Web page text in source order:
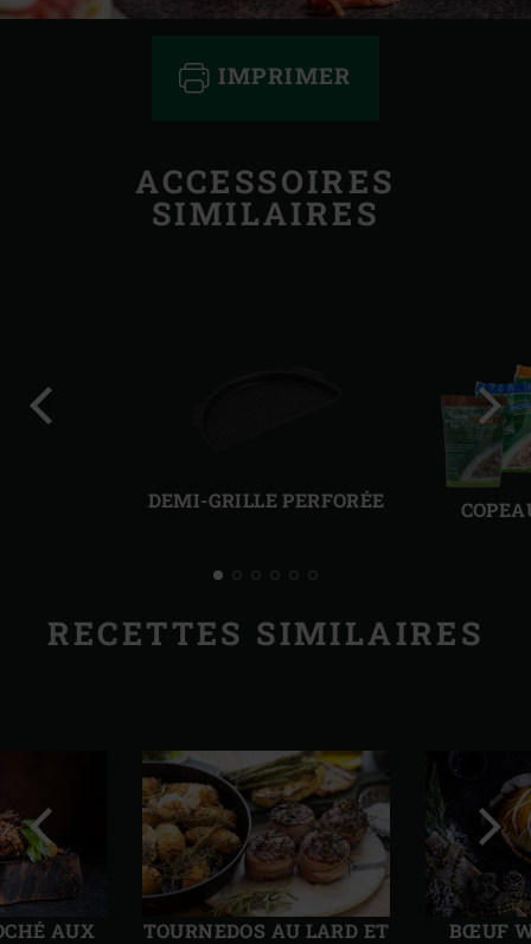
IMPRIMER
ACCESSOIRES
SIMILAIRES
DEMI-GRILLE PERFORÉE
RECETTES SIMILAIRES
AUX
TOURNEDOS AU LARD ET
BŒUF
Diapo
précédente